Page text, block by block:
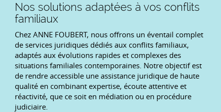
Nos solutions adaptées à vos conflits
familiaux
Chez ANNE FOUBERT, nous offrons un éventail complet
de services juridiques dédiés aux conflits familiaux,
adaptés aux évolutions rapides et complexes des
situations familiales contemporaines. Notre objectif est
de rendre accessible une assistance juridique de haute
qualité en combinant expertise, écoute attentive et
réactivité, que ce soit en médiation ou en procédure
judiciaire.